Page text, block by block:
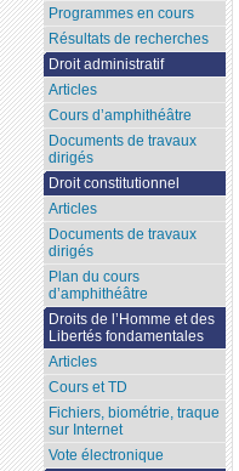
Programmes en cours
Résultats de recherches
Droit administratif
Articles
Cours d’amphithéâtre
Documents de travaux
dirigés
Droit constitutionnel
Articles
Documents de travaux
dirigés
Plan du cours
d’amphithéâtre
Droits de l’Homme et des
Libertés fondamentales
Articles
Cours et TD
Fichiers, biométrie, traque
sur Internet
Vote électronique